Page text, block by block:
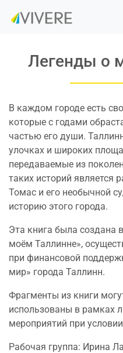
Легенды о
В каждом городе есть
которые с годами
частью его души.
улочках и широких
передаваемые из
таких историй является
Томас и его необычной
историю этого города.
Эта книга была создана
моём Таллинне»,
при финансовой
мир» города Таллинн.
Фрагменты из книги
использованы в рамках
мероприятий при
Рабочая группа: Ирина